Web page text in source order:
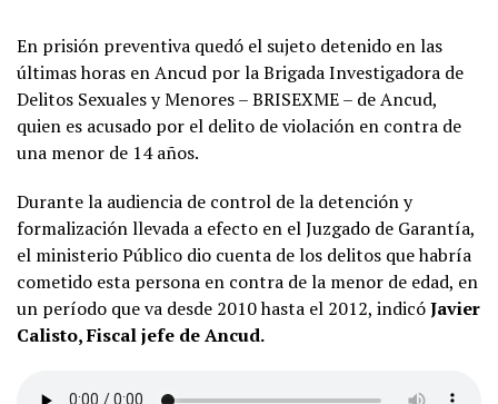
En prisión preventiva quedó el sujeto detenido en las
últimas horas en Ancud por la Brigada Investigadora de
Delitos Sexuales y Menores – BRISEXME – de Ancud,
quien es acusado por el delito de violación en contra de
una menor de 14 años.
Durante la audiencia de control de la detención y
formalización llevada a efecto en el Juzgado de Garantía,
el ministerio Público dio cuenta de los delitos que habría
cometido esta persona en contra de la menor de edad, en
un período que va desde 2010 hasta el 2012, indicóJavier
Calisto, Fiscal jefe de Ancud.